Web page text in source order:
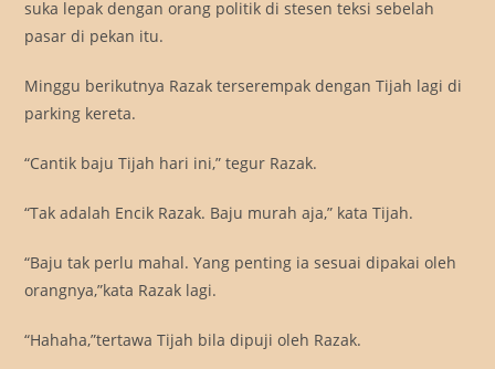
suka lepak dengan orang politik di stesen teksi sebelah
pasar di pekan itu.
Minggu berikutnya Razak terserempak dengan Tijah lagi di
parking kereta.
“Cantik baju Tijah hari ini,” tegur Razak.
“Tak adalah Encik Razak. Baju murah aja,” kata Tijah.
“Baju tak perlu mahal. Yang penting ia sesuai dipakai oleh
orangnya,”kata Razak lagi.
“Hahaha,”tertawa Tijah bila dipuji oleh Razak.